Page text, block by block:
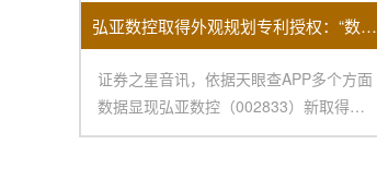
弘亚数控取得外观规划专利授权：“数控四边锯”
证券之星音讯，依据天眼查APP多个方面
数据显现弘亚数控（002833）新取得一
项外观规